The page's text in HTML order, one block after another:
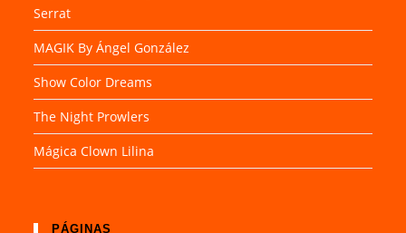
Serrat
MAGIK By Ángel González
Show Color Dreams
The Night Prowlers
Mágica Clown Lilina
PÁGINAS